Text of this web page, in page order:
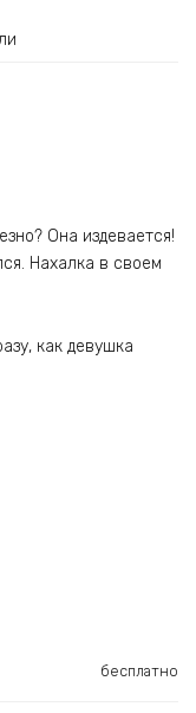
Она издевается!
Нахалка в своем
как девушка
бесплатно